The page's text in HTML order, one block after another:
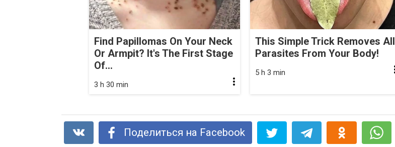
Find Papillomas On Your Neck
Or Armpit? It's The First Stage
Of...
3 h 30 min
This Simple Trick Removes All
Parasites From Your Body!
5 h 3 min
Поделиться на Facebook